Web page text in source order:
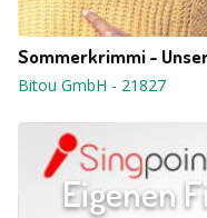
Sommerkrimmi -
Bitou GmbH - 21827
Eigenen